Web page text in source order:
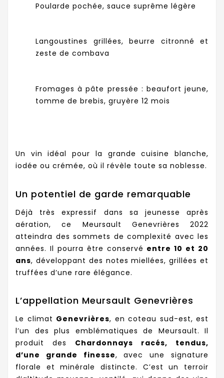
Poularde pochée, sauce suprême légère
Langoustines grillées, beurre citronné et
zeste de combava
Fromages à pâte pressée : beaufort jeune,
tomme de brebis, gruyère 12 mois
Un vin idéal pour la grande cuisine blanche,
iodée ou crémée, où il révèle toute sa noblesse.
Un potentiel de garde remarquable
Déjà très expressif dans sa jeunesse après
aération, ce Meursault Genevrières 2022
atteindra des sommets de complexité avec les
années. Il pourra être conservé entre 10 et 20
ans, développant des notes miellées, grillées et
truffées d’une rare élégance.
L’appellation Meursault Genevrières
Le climat Genevrières, en coteau sud-est, est
l’un des plus emblématiques de Meursault. Il
produit des Chardonnays racés, tendus,
d’une grande finesse, avec une signature
florale et minérale distincte. C’est un terroir